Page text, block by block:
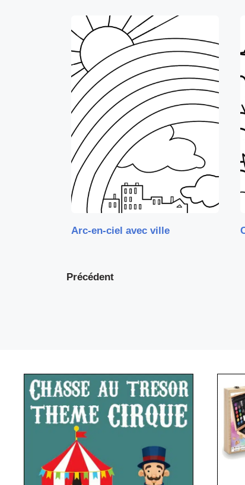
Arc-en-ciel avec ville
Précédent